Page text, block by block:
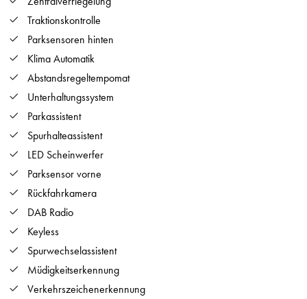
Traktionskontrolle
Parksensoren hinten
Klima Automatik
Abstandsregeltempomat
Unterhaltungssystem
Parkassistent
Spurhalteassistent
LED Scheinwerfer
Parksensor vorne
Rückfahrkamera
DAB Radio
Keyless
Spurwechselassistent
Müdigkeitserkennung
Verkehrszeichenerkennung